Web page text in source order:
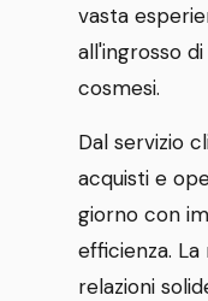
vasta
all'ingrosso
cosmesi.
Dal servizio
acquisti e
giorno con
efficienza.
relazioni